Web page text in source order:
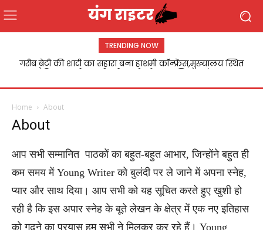
TRENDING NOW
गरीब बेटी की शादी का सहारा बना हाशमी कॉन्फ्रेंस,मुख्यालय स्थित
Home About
About
आप सभी सम्मानित पाठकों का बहुत-बहुत आभार, जिन्होंने बहुत ही
कम समय में Young Writer को बुलंदी पर ले जाने में अपना स्नेह,
प्यार और साथ दिया। आप सभी को यह सूचित करते हुए खुशी हो
रही है कि इस अपार स्नेह के बूते लेखन के क्षेत्र में एक नए इतिहास
को गढ़ने का प्रयास हम सभी ने मिलकर कर रहे हैं। Young